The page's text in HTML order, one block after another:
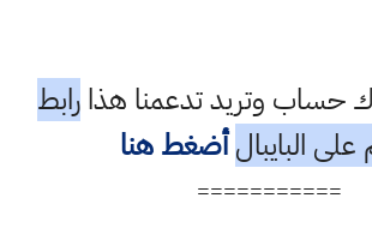
حساب وتريد تدعمنا هذارابط
البايبال أضغط هنا
===========